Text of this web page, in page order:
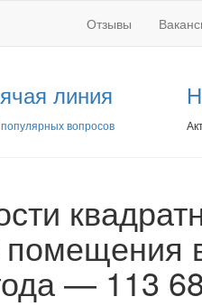
Отзывы
линия
вопросов
— 113